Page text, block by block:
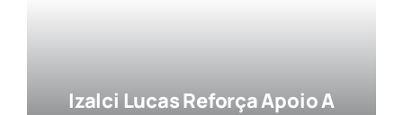
Izalci Lucas Reforça Apoio A